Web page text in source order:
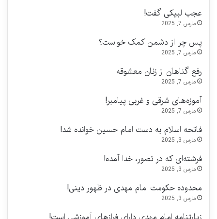
عجب لبیکی گفت!
مارس 7, 2025
پس چرا از دشمن کمک خواست؟
مارس 7, 2025
رفع گناهان از زنان معشوقه
مارس 7, 2025
آموزه‌های شرقی و غربی پیامبر!
مارس 7, 2025
فاتحه اسلام به دست امام حسین خوانده شد!
مارس 3, 2025
فرشته‌ای که در تصور، خدا آمده!
مارس 3, 2025
محدوده حکومت امام مهدی در ظهور دینی!
مارس 3, 2025